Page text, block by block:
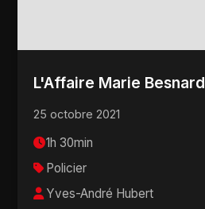
L'Affaire Marie Besnard
25 octobre 2021
1h 30min
Policier
Yves-André Hubert